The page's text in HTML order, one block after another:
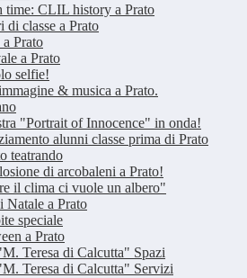
time: CLIL history a Prato
di classe a Prato
a Prato
a Prato
selfie!
& musica a Prato.
"Portrait of Innocence" in onda!
alunni classe prima di Prato
teatrando
di arcobaleni a Prato!
il clima ci vuole un albero"
Natale a Prato
speciale
a Prato
Teresa di Calcutta" Spazi
Teresa di Calcutta" Servizi